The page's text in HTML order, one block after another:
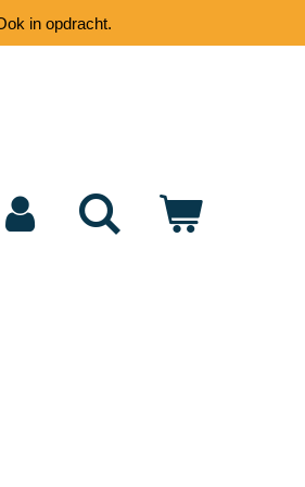
in opdracht.